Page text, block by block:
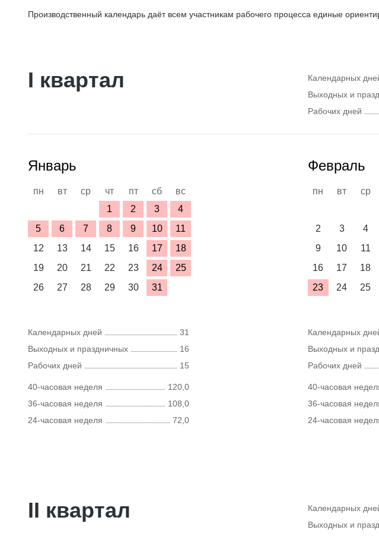
Производственный календарь даёт всем участникам рабочего процесса единые
I квартал Календарных
Выходных и
Рабочих дней
Январь
пн вт ср чт пт сб
вс
1
2 3
4
5
6 7 8 9 10
11
12
13 14 15 16 17
18
19
20 21 22 23 24
25
26
27 28 29 30 31
Календарных дней
31
Выходных и праздничных
16
Рабочих дней
15
40-часовая неделя
120,0
36-часовая неделя
108,0
24-часовая неделя
72,0
Февраль
пн вт ср
2
3 4
9
10 11
16
17 18
23
24 25
Календарных
Выходных и
Рабочих дней
40-часовая
36-часовая
24-часовая
II квартал Календарных
Выходных и